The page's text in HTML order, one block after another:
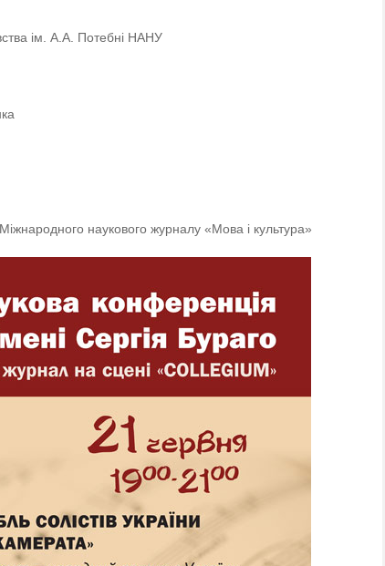
ім. А.А. Потебні НАНУ
наукового журналу «Мова і культура»